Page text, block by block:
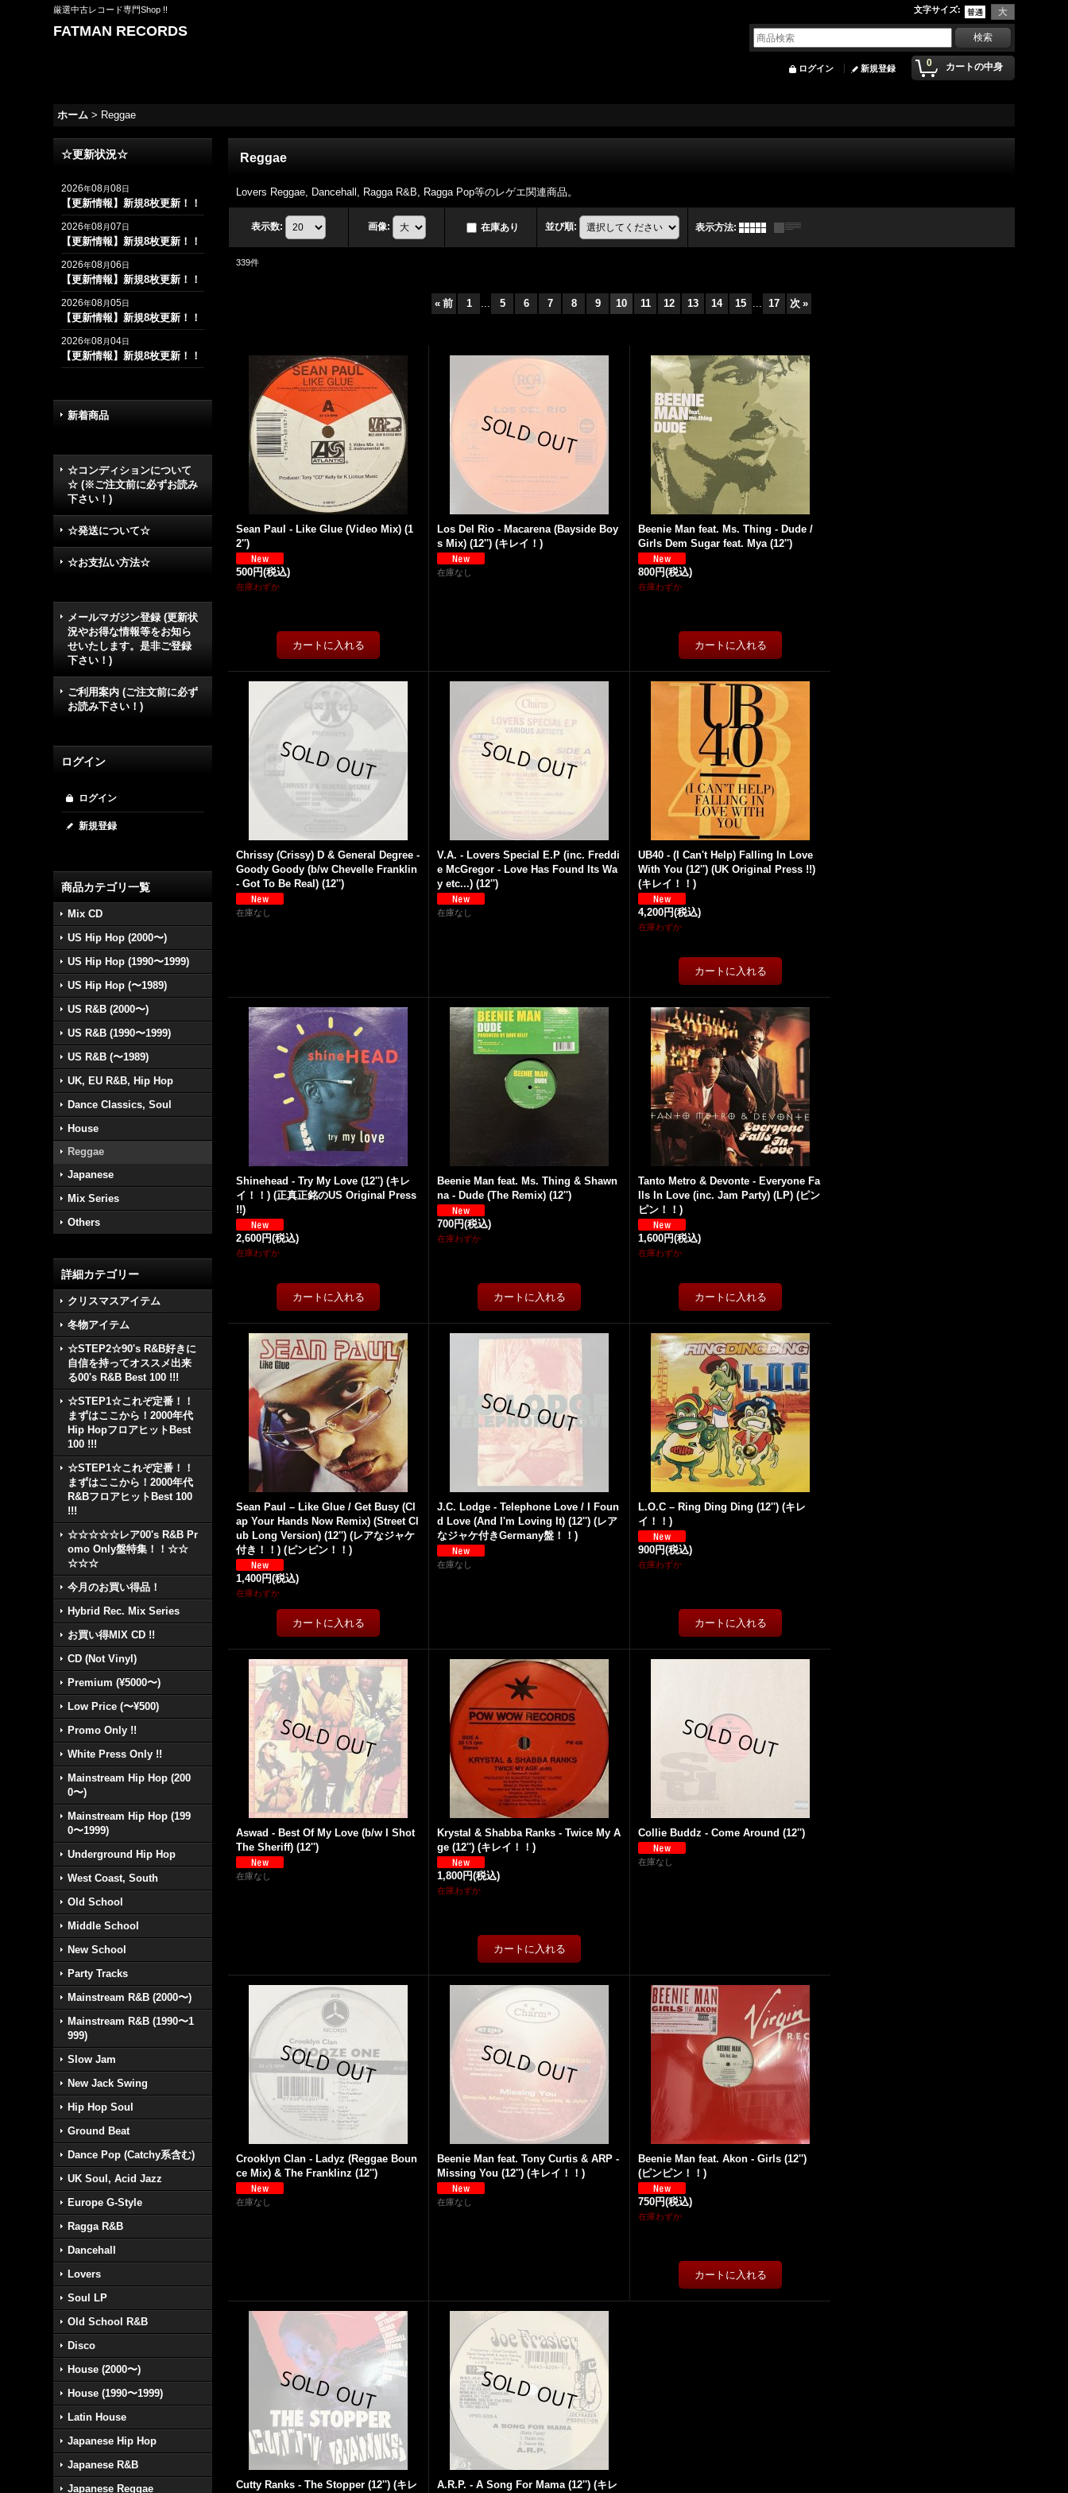
厳選中古レコード専門Shop !! 文字サイズ:
FATMAN RECORDS
0 カートの中身
ログイン 新規登録
ホーム > Reggae
☆更新状況☆
2026年08月08日
【更新情報】新規8枚更新！！
2026年08月07日
【更新情報】新規8枚更新！！
2026年08月06日
【更新情報】新規8枚更新！！
2026年08月05日
【更新情報】新規8枚更新！！
2026年08月04日
【更新情報】新規8枚更新！！
新着商品
☆コンディションについて
☆ (※ご注文前に必ずお読み
下さい！)
☆発送について☆
☆お支払い方法☆
メールマガジン登録 (更新状
況やお得な情報等をお知ら
せいたします。是非ご登録
下さい！)
ご利用案内 (ご注文前に必ず
お読み下さい！)
ログイン
ログイン
新規登録
商品カテゴリ一覧
Mix CD
US Hip Hop (2000〜)
US Hip Hop (1990〜1999)
US Hip Hop (〜1989)
US R&B (2000〜)
US R&B (1990〜1999)
US R&B (〜1989)
UK, EU R&B, Hip Hop
Dance Classics, Soul
House
Reggae
Japanese
Mix Series
Others
詳細カテゴリー
クリスマスアイテム
冬物アイテム
☆STEP2☆90's R&B好きに
自信を持ってオススメ出来
る00's R&B Best 100 !!!
☆STEP1☆これぞ定番！！
まずはここから！2000年代
Hip HopフロアヒットBest
100 !!!
☆STEP1☆これぞ定番！！
まずはここから！2000年代
R&BフロアヒットBest 100
!!!
☆☆☆☆☆レア00's R&B Pr
omo Only盤特集！！☆☆
☆☆☆
今月のお買い得品！
Hybrid Rec. Mix Series
お買い得MIX CD !!
CD (Not Vinyl)
Premium (¥5000〜)
Low Price (〜¥500)
Promo Only !!
White Press Only !!
Mainstream Hip Hop (200
0〜)
Mainstream Hip Hop (199
0〜1999)
Underground Hip Hop
West Coast, South
Old School
Middle School
New School
Party Tracks
Mainstream R&B (2000〜)
Mainstream R&B (1990〜1
999)
Slow Jam
New Jack Swing
Hip Hop Soul
Ground Beat
Dance Pop (Catchy系含む)
UK Soul, Acid Jazz
Europe G-Style
Ragga R&B
Dancehall
Lovers
Soul LP
Old School R&B
Disco
House (2000〜)
House (1990〜1999)
Latin House
Japanese Hip Hop
Japanese R&B
Japanese Reggae
Reggae
Lovers Reggae, Dancehall, Ragga R&B, Ragga Pop等のレゲエ関連商品。
表示数: 画像: 在庫あり 並び順: 表示方法:
339件
« 前 1 ... 5 6 7 8 9 10 11 12 13 14 15 ... 17 次 »
Sean Paul - Like Glue (Video Mix) (1
2'')
500円(税込)
在庫わずか
Los Del Rio - Macarena (Bayside Boy
s Mix) (12'') (キレイ！)
在庫なし
Beenie Man feat. Ms. Thing - Dude /
Girls Dem Sugar feat. Mya (12'')
800円(税込)
在庫わずか
Chrissy (Crissy) D & General Degree -
Goody Goody (b/w Chevelle Franklin
- Got To Be Real) (12'')
在庫なし
V.A. - Lovers Special E.P (inc. Freddi
e McGregor - Love Has Found Its Wa
y etc...) (12'')
在庫なし
UB40 - (I Can't Help) Falling In Love
With You (12'') (UK Original Press !!)
(キレイ！！)
4,200円(税込)
在庫わずか
Shinehead - Try My Love (12'') (キレ
イ！！) (正真正銘のUS Original Press
!!)
2,600円(税込)
在庫わずか
Beenie Man feat. Ms. Thing & Shawn
na - Dude (The Remix) (12'')
700円(税込)
在庫わずか
Tanto Metro & Devonte - Everyone Fa
lls In Love (inc. Jam Party) (LP) (ピン
ピン！！)
1,600円(税込)
在庫わずか
Sean Paul – Like Glue / Get Busy (Cl
ap Your Hands Now Remix) (Street Cl
ub Long Version) (12'') (レアなジャケ
付き！！) (ピンピン！！)
1,400円(税込)
在庫わずか
J.C. Lodge - Telephone Love / I Foun
d Love (And I'm Loving It) (12'') (レア
なジャケ付きGermany盤！！)
在庫なし
L.O.C ‎– Ring Ding Ding (12'') (キレ
イ！！)
900円(税込)
在庫わずか
Aswad - Best Of My Love (b/w I Shot
The Sheriff) (12'')
在庫なし
Krystal & Shabba Ranks - Twice My A
ge (12'') (キレイ！！)
1,800円(税込)
在庫わずか
Collie Buddz - Come Around (12'')
在庫なし
Crooklyn Clan - Ladyz (Reggae Boun
ce Mix) & The Franklinz (12'')
在庫なし
Beenie Man feat. Tony Curtis & ARP -
Missing You (12'') (キレイ！！)
在庫なし
Beenie Man feat. Akon - Girls (12'')
(ピンピン！！)
750円(税込)
在庫わずか
Cutty Ranks - The Stopper (12'') (キレ
A.R.P. - A Song For Mama (12'') (キレ